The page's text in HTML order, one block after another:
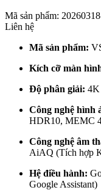
Mã sản phẩm:
Liên hệ
Mã sản phẩm:
Kích cỡ màn
Độ phân giải: 4K
Công nghệ hình
HDR10, MEMC
Công nghệ âm
AiAQ (Tích hợp
Hệ điều hành:
Google Assistant)